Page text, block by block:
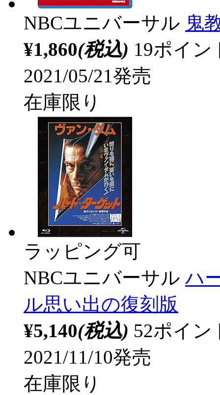
NBCユニバーサル 鬼
¥1,860(税込) 19ポイ
2021/05/21発売
在庫限り
ラッピング可
NBCユニバーサル ハ
ル思い出の復刻版
¥5,140(税込) 52ポイ
2021/11/10発売
在庫限り